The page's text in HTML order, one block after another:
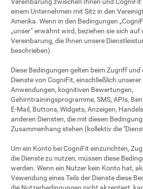
einem Unternehmen mit Sitz in den
Amerika. Wenn in den Bedingungen
„unser“ erwähnt wird, beziehen sie sich auf
Vereinbarung, die Ihnen unsere
beschrieben).
Diese Bedingungen gelten beim Zugriff
Dienste von CogniFit, einschließlich unserer
Anwendungen, kognitiven Bewertungen,
Gehirntrainingsprogramme, SMS, APIs,
E-Mail, Buttons, Widgets, Anzeigen,
anderen Diensten, die mit diesen
Zusammenhang stehen (kollektiv die
Um ein Konto bei CogniFit einzurichten,
die Dienste zu nutzen, müssen diese
werden. Wenn ein Nutzer kein Konto hat,
Vewendung eines Teils der Dienste diese